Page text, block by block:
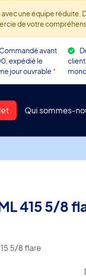
une équipe
de votre
Commandé avant
expédié le
jour ouvrable *
Qui sommes-
415 5/8
5/8 flare